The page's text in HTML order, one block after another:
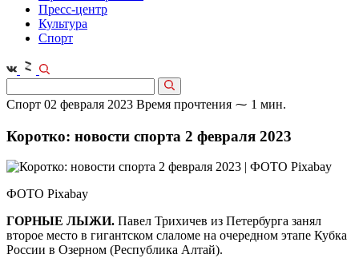
Пресс-центр
Культура
Спорт
Спорт 02 февраля 2023 Время прочтения ⁓ 1 мин.
Коротко: новости спорта 2 февраля 2023
ФОТО Pixabay
ГОРНЫЕ ЛЫЖИ. Павел Трихичев из Петербурга занял
второе место в гигантском слаломе на очередном этапе Кубка
России в Озерном (Республика Алтай).